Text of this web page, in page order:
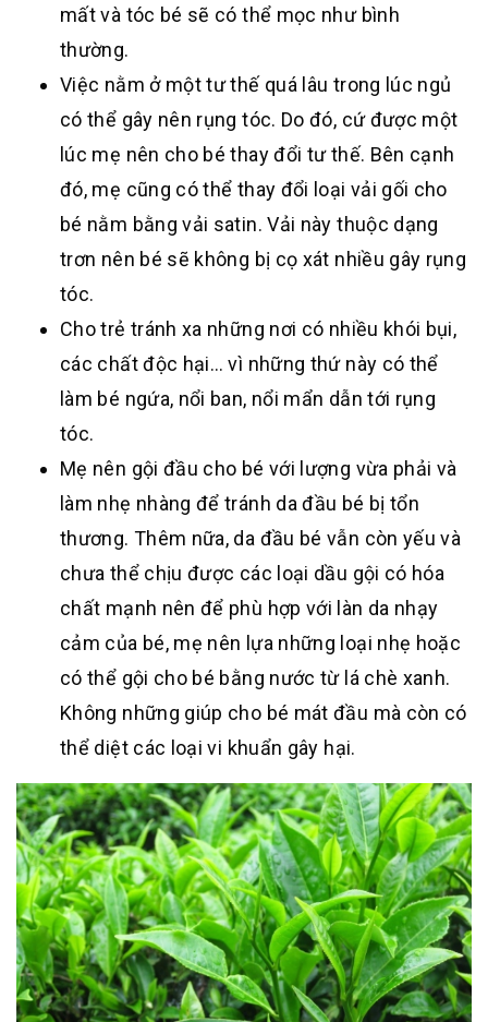
mất và tóc bé sẽ có thể mọc như bình
thường.
Việc nằm ở một tư thế quá lâu trong lúc ngủ
có thể gây nên rụng tóc. Do đó, cứ được một
lúc mẹ nên cho bé thay đổi tư thế. Bên cạnh
đó, mẹ cũng có thể thay đổi loại vải gối cho
bé nằm bằng vải satin. Vải này thuộc dạng
trơn nên bé sẽ không bị cọ xát nhiều gây rụng
tóc.
Cho trẻ tránh xa những nơi có nhiều khói bụi,
các chất độc hại… vì những thứ này có thể
làm bé ngứa, nổi ban, nổi mẩn dẫn tới rụng
tóc.
Mẹ nên gội đầu cho bé với lượng vừa phải và
làm nhẹ nhàng để tránh da đầu bé bị tổn
thương. Thêm nữa, da đầu bé vẫn còn yếu và
chưa thể chịu được các loại dầu gội có hóa
chất mạnh nên để phù hợp với làn da nhạy
cảm của bé, mẹ nên lựa những loại nhẹ hoặc
có thể gội cho bé bằng nước từ lá chè xanh.
Không những giúp cho bé mát đầu mà còn có
thể diệt các loại vi khuẩn gây hại.